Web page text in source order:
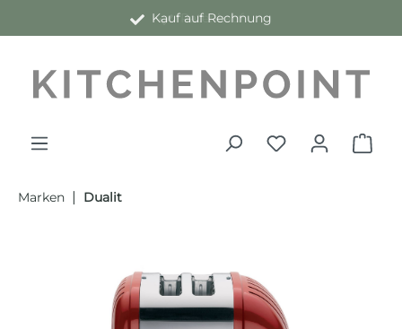
Kauf auf Rechnung
Marken | Dualit
Bildergalerie überspringen